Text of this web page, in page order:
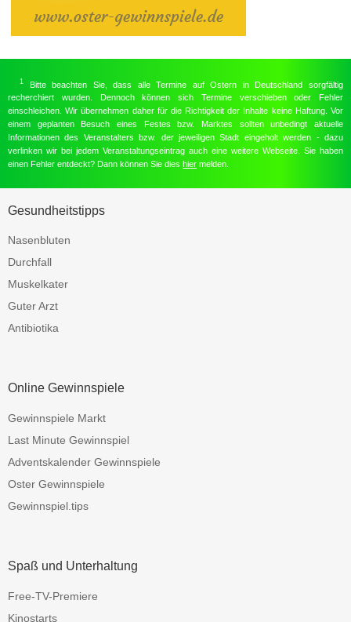
1
Bitte beachten Sie, dass alle Termine auf Ostern in Deutschland sorgfältig
recherchiert wurden. Dennoch können sich Termine verschieben oder Fehler
einschleichen. Wir übernehmen daher für die Richtigkeit der Inhalte keine Haftung. Vor
einem geplanten Besuch eines Festes bzw. Marktes sollten unbedingt aktuelle
Informationen des Veranstalters bzw. der jeweiligen Stadt eingeholt werden - dazu
verlinken wir bei jedem Veranstaltungseintrag auch eine weitere Webseite. Sie haben
einen Fehler entdeckt? Dann können Sie dies hier melden.
Gesundheitstipps
Nasenbluten
Durchfall
Muskelkater
Guter Arzt
Antibiotika
Online Gewinnspiele
Gewinnspiele Markt
Last Minute Gewinnspiel
Adventskalender Gewinnspiele
Oster Gewinnspiele
Gewinnspiel.tips
Spaß und Unterhaltung
Free-TV-Premiere
Kinostarts